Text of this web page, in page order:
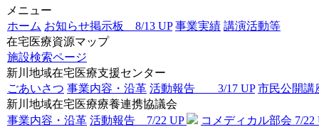
メニュー
ホーム お知らせ掲示板 8/13 UP 事業実績 講演活動等
在宅医療資源マップ
施設検索ページ
新川地域在宅医療支援センター
ごあいさつ 事業内容・沿革 活動報告 3/17 UP 市民公開
新川地域在宅医療療養連携協議会
事業内容・沿革 活動報告 7/22 UP
コメディカル部会 7/22